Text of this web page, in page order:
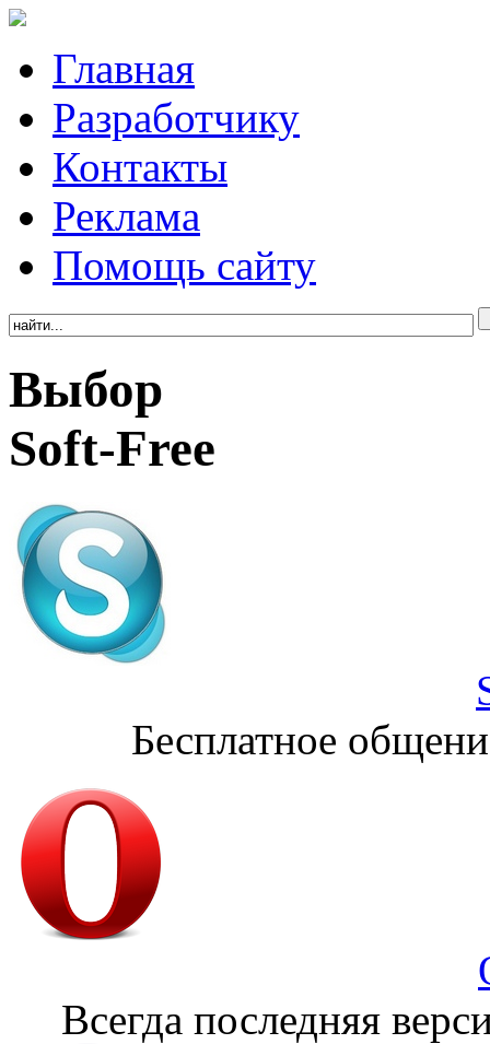
Главная
Разработчику
Контакты
Реклама
Помощь сайту
Выбор
Soft-Free
Бесплатное
Всегда последняя